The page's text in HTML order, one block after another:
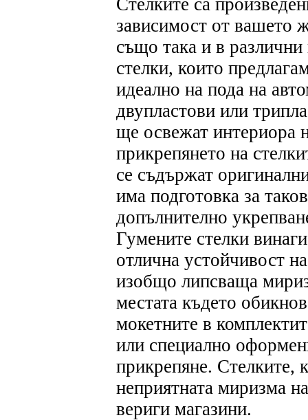
зависимост от вашето
също така и в
стелки, които
идеално на пода на
двупластови или
ще освежат интериора
прикрепянето на
се съдържат
има подготовка за
допълнително
Гумените стелки
отлична устойчивост
изобщо липсваща
местата където
мокетните в
или специално
прикрепяне. Стелките,
неприятната миризма
вериги магазини.